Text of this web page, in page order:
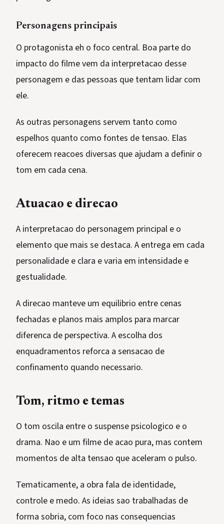
Personagens principais
O protagonista eh o foco central. Boa parte do
impacto do filme vem da interpretacao desse
personagem e das pessoas que tentam lidar com
ele.
As outras personagens servem tanto como
espelhos quanto como fontes de tensao. Elas
oferecem reacoes diversas que ajudam a definir o
tom em cada cena.
Atuacao e direcao
A interpretacao do personagem principal e o
elemento que mais se destaca. A entrega em cada
personalidade e clara e varia em intensidade e
gestualidade.
A direcao manteve um equilibrio entre cenas
fechadas e planos mais amplos para marcar
diferenca de perspectiva. A escolha dos
enquadramentos reforca a sensacao de
confinamento quando necessario.
Tom, ritmo e temas
O tom oscila entre o suspense psicologico e o
drama. Nao e um filme de acao pura, mas contem
momentos de alta tensao que aceleram o pulso.
Tematicamente, a obra fala de identidade,
controle e medo. As ideias sao trabalhadas de
forma sobria, com foco nas consequencias